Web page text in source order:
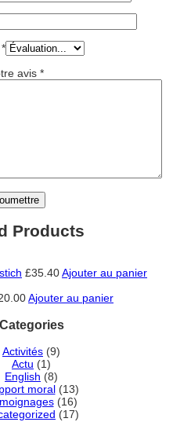
*
avis *
Products
£35.40Ajouter au panier
Ajouter au panier
Activités (9)
Actu (1)
English (8)
moral(13)
(16)
(17)